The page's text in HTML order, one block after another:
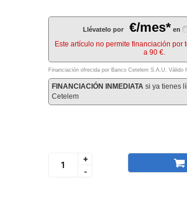
Llévatelo por €/mes* en
Este artículo no permite financiación por
a 90 €.
Financiación ofrecida por Banco Cetelem S.A.U. Válido
FINANCIACIÓN INMEDIATA si ya tienes
Cetelem
+
-
+
-